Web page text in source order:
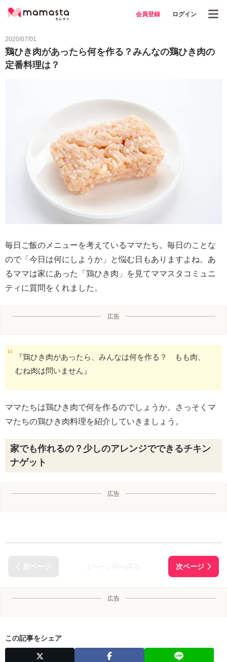
会員登録 ログイン
2020/07/01
鶏ひき肉があったら何を作る？みんなの鶏ひき肉の
定番料理は？
毎日ご飯のメニューを考えているママたち。毎日のことな
ので「今日は何にしようか」と悩む日もありますよね。あ
るママは家にあった「鶏ひき肉」を見てママスタコミュニ
ティに質問をくれました。
広告
『鶏ひき肉があったら、みんなは何を作る？ もも肉、
むね肉は問いません』
ママたちは鶏ひき肉で何を作るのでしょうか。さっそくマ
マたちの鶏ひき肉料理を紹介していきましょう。
家でも作れるの？少しのアレンジでできるチキン
ナゲット
広告
広告
この記事をシェア